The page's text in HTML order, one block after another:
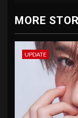
MORE
UPDATE